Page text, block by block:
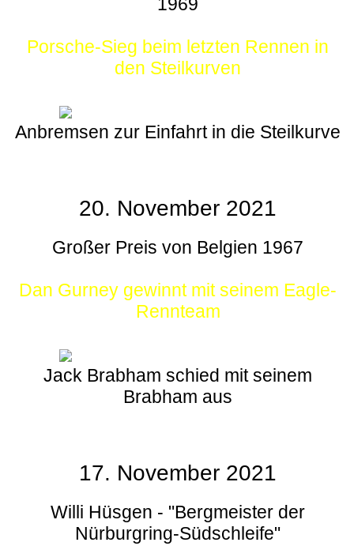
Porsche-Sieg beim letzten Rennen in
den Steilkurven
Anbremsen zur Einfahrt in die Steilkurve
20. November 2021
Großer Preis von Belgien 1967
Dan Gurney gewinnt mit seinem Eagle-
Rennteam
Jack Brabham schied mit seinem
Brabham aus
17. November 2021
Willi Hüsgen - "Bergmeister der
Nürburgring-Südschleife"